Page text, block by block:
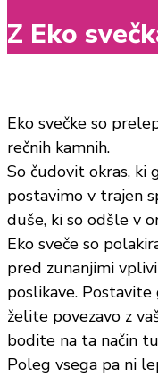
Z Eko
Eko svečke so
rečnih kamnih.
So čudovit okras, ki
postavimo v trajen
duše, ki so odšle v
Eko sveče so
pred zunanjimi
poslikave.
želite povezavo z
bodite na ta način
Poleg vsega pa ni